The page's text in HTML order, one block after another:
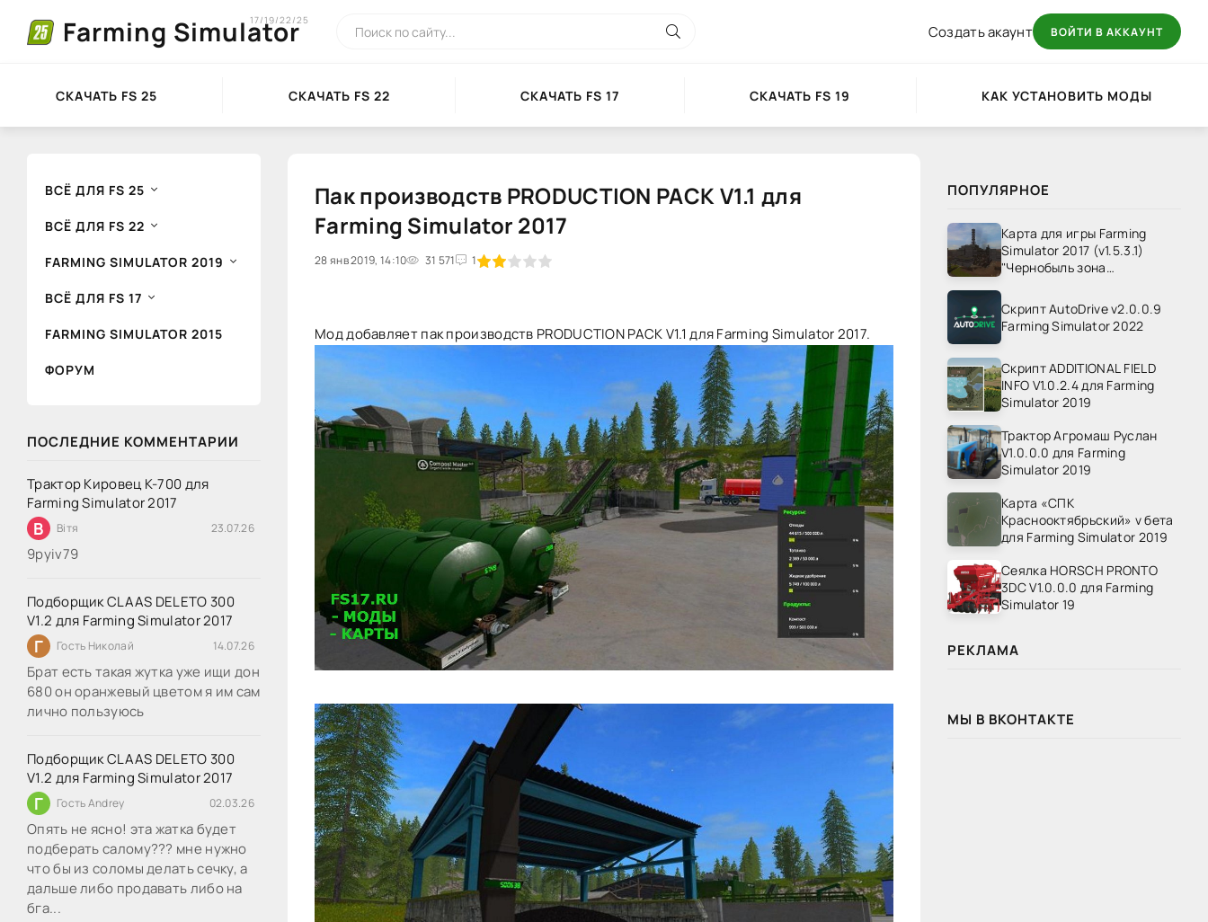
Farming Simulator
17/19/22/25
Создать акаунт ВОЙТИ В АККАУНТ
СКАЧАТЬ FS 25 СКАЧАТЬ FS 22 СКАЧАТЬ FS 17 СКАЧАТЬ FS 19 КАК УСТАНОВИТЬ МОДЫ
ВСЁ ДЛЯ FS 25
ВСЁ ДЛЯ FS 22
FARMING SIMULATOR 2019
ВСЁ ДЛЯ FS 17
FARMING SIMULATOR 2015
ФОРУМ
ПОСЛЕДНИЕ КОММЕНТАРИИ
Трактор Кировец К-700 для
Farming Simulator 2017
В Вітя 23.07.26
9руіv79
Подборщик CLAAS DELETO 300
V1.2 для Farming Simulator 2017
Г Гость Николай 14.07.26
Брат есть такая жутка уже ищи дон
680 он оранжевый цветом я им сам
лично пользуюсь
Подборщик CLAAS DELETO 300
V1.2 для Farming Simulator 2017
Г Гость Andrey 02.03.26
Опять не ясно! эта жатка будет
подберать салому??? мне нужно
что бы из соломы делать сечку, а
дальше либо продавать либо на
бга...
Пак производств PRODUCTION PACK V1.1 для
Farming Simulator 2017
28 янв 2019, 14:10 31 571 1
1 2 3 4 5
Мод добавляет пак производств PRODUCTION PACK V1.1 для Farming Simulator 2017.
ПОПУЛЯРНОЕ
Карта для игры Farming
Simulator 2017 (v1.5.3.1)
"Чернобыль зона
Скрипт AutoDrive v2.0.0.9
Farming Simulator 2022
Скрипт ADDITIONAL FIELD
INFO V1.0.2.4 для Farming
Simulator 2019
Трактор Агромаш Руслан
V1.0.0.0 для Farming
Simulator 2019
Карта «СПК
Краснооктябрьский» v бета
для Farming Simulator 2019
Сеялка HORSCH PRONTO
3DC V1.0.0.0 для Farming
Simulator 19
РЕКЛАМА
МЫ В ВКОНТАКТЕ